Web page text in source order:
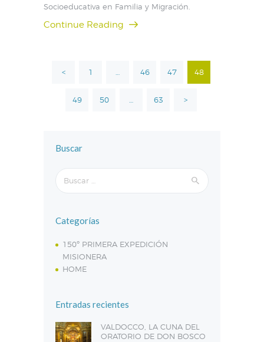
Socioeducativa en Familia y Migración.
Continue Reading
entradas
< PAGE
1 PAGE
46 PAGE
47 PAGE
48
PAGE
49 PAGE
50 … PAGE
63 >
Buscar
Buscar:
Categorías
150º PRIMERA EXPEDICIÓN
MISIONERA
HOME
Entradas recientes
VALDOCCO, LA CUNA DEL
ORATORIO DE DON BOSCO